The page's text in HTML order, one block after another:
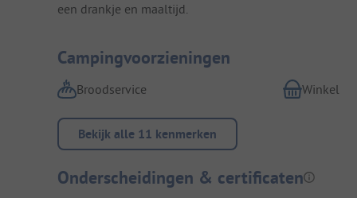
een drankje en maaltijd.
Campingvoorzieningen
Broodservice Winkel
Bekijk alle 11 kenmerken
Onderscheidingen & certificaten